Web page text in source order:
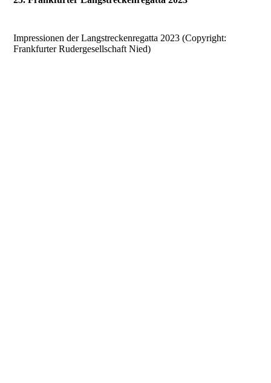
Impressionen der Langstreckenregatta 2023 (Copyright:
Frankfurter Rudergesellschaft Nied)